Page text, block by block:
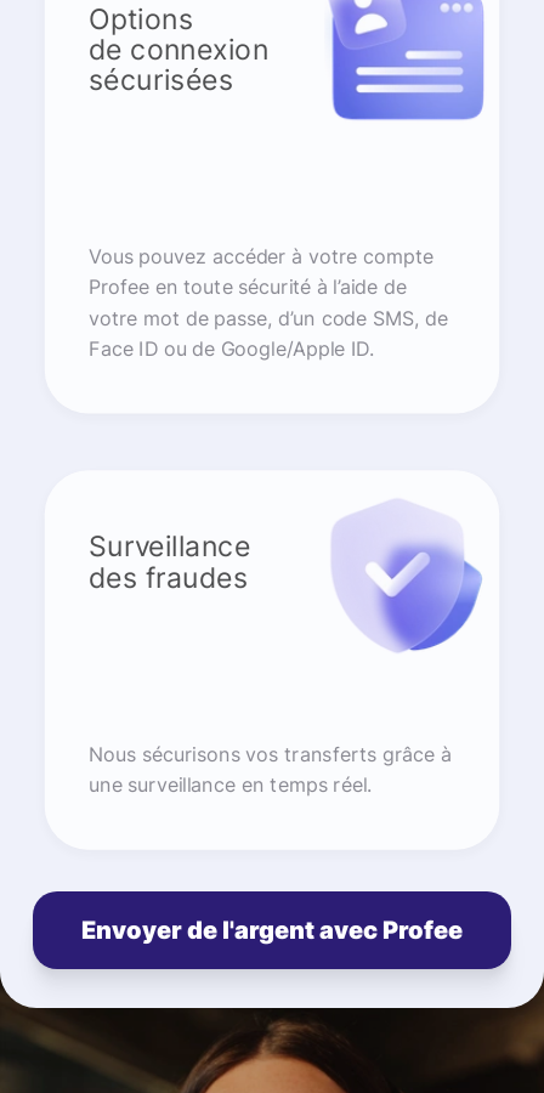
Options
de connexion
sécurisées
Vous pouvez accéder à votre compte
Profee en toute sécurité à l’aide de
votre mot de passe, d’un code SMS, de
Face ID ou de Google/Apple ID.
Surveillance
des fraudes
Nous sécurisons vos transferts grâce à
une surveillance en temps réel.
Envoyer de l'argent avec Profee